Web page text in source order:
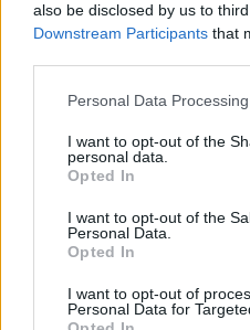
also be disclosed by us to
Downstream Participants that
Personal Data
I want to opt-out of the
personal data.
Opted In
I want to opt-out of the
Personal Data.
Opted In
I want to opt-out of
Personal Data for
ΔΕΙΤΕ ΕΠΙΣΗΣ
ΣΤΗΝ ΙΔΙΑ